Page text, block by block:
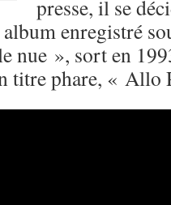
presse, il se
enregistré
nue », sort en
titre phare, « Allo